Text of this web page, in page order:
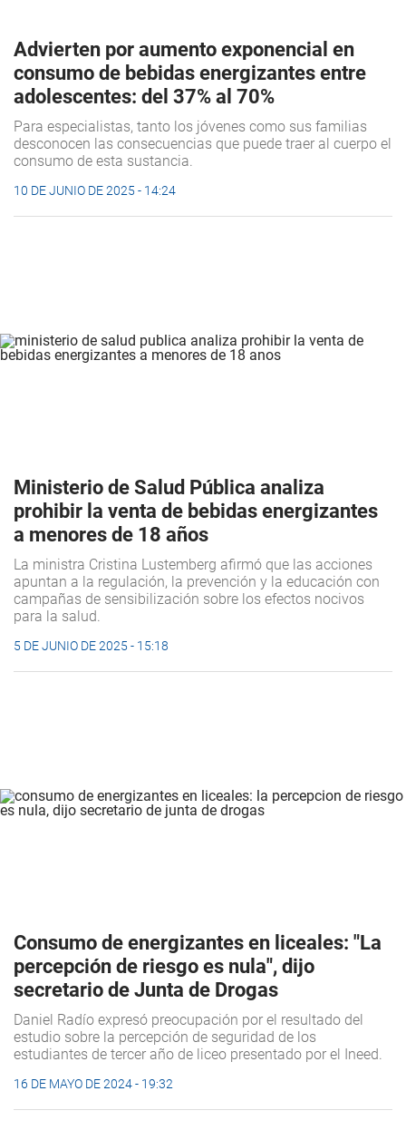
Advierten por aumento exponencial en
consumo de bebidas energizantes entre
adolescentes: del 37% al 70%
Para especialistas, tanto los jóvenes como sus familias
desconocen las consecuencias que puede traer al cuerpo el
consumo de esta sustancia.
10 DE JUNIO DE 2025 - 14:24
Ministerio de Salud Pública analiza
prohibir la venta de bebidas energizantes
a menores de 18 años
La ministra Cristina Lustemberg afirmó que las acciones
apuntan a la regulación, la prevención y la educación con
campañas de sensibilización sobre los efectos nocivos
para la salud.
5 DE JUNIO DE 2025 - 15:18
Consumo de energizantes en liceales: "La
percepción de riesgo es nula", dijo
secretario de Junta de Drogas
Daniel Radío expresó preocupación por el resultado del
estudio sobre la percepción de seguridad de los
estudiantes de tercer año de liceo presentado por el Ineed.
16 DE MAYO DE 2024 - 19:32